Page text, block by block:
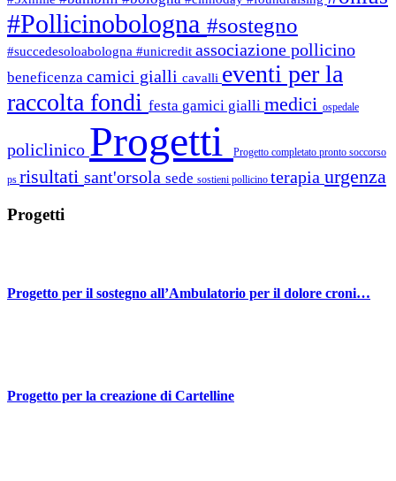
#Pollicinobologna #sostegno
#succedesoloabologna #unicredit associazione pollicino
beneficenza camici gialli cavalli eventi per la
raccolta fondi festa gamici gialli medici ospedale
policlinico Progetti Progetto completato pronto soccorso
ps risultati sant'orsola sede sostieni pollicino terapia urgenza
Progetti
Progetto per il sostegno all’Ambulatorio per il dolore croni…
Progetto per la creazione di Cartelline